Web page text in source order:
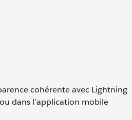
cohérente avec Lightning
dans l’application mobile